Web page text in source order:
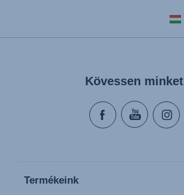
Kövessen minket
Termékeink